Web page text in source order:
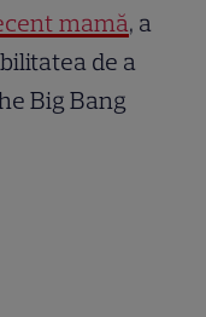
mamă, a
de a
Big Bang